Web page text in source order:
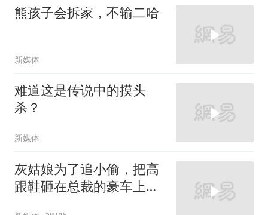
熊孩子会拆家，不输二哈
新媒体
难道这是传说中的摸头
杀？
新媒体
灰姑娘为了追小偷，把高
跟鞋砸在总裁的豪车上，